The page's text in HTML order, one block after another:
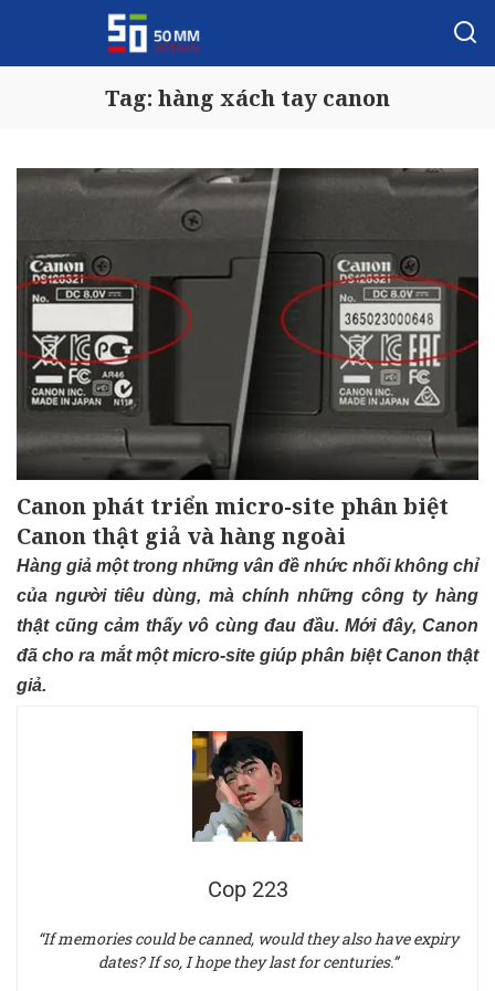
Tag: hàng xách tay canon
Canon phát triển micro-site phân biệt
Canon thật giả và hàng ngoài
Hàng giả một trong những vân đề nhức nhối không chỉ
của người tiêu dùng, mà chính những công ty hàng
thật cũng cảm thấy vô cùng đau đầu. Mới đây, Canon
đã cho ra mắt một micro-site giúp phân biệt Canon thật
giả.
Cop 223
“If memories could be canned, would they also have expiry
dates? If so, I hope they last for centuries.”